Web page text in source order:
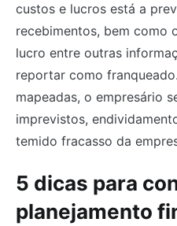
custos e lucros está a
recebimentos, bem como
lucro entre outras
reportar como
mapeadas, o empresário
imprevistos,
temido fracasso da
5 dicas para
planejamento